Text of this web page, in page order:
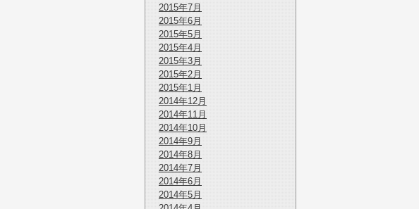
2015年7月
2015年6月
2015年5月
2015年4月
2015年3月
2015年2月
2015年1月
2014年12月
2014年11月
2014年10月
2014年9月
2014年8月
2014年7月
2014年6月
2014年5月